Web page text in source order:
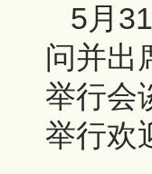
5月
问并出
举行会
举行欢